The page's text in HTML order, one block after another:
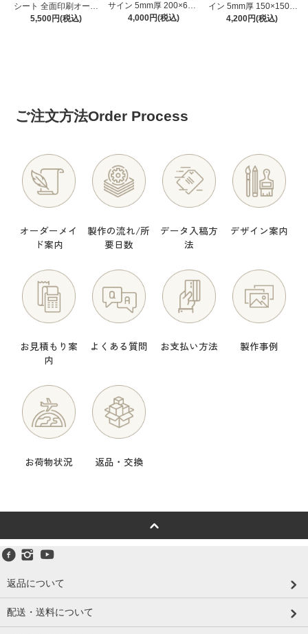
シート 全面印刷オーダ
ーメイド窓ステッカー
5,500円(税込)
サイン 5mm厚 200×60m
m toilet 両面表示 屋外対
4,000円(税込)
イン 5mm厚 150×150m
m toilet 両面表示 屋外対
4,200円(税込)
ご注文方法Order Process
オーダーメイ
ド案内
製作の流れ/所
要日数
データ入稿方
法
デザイン案内
お見積もり案
内
よくある質問 お支払い方法 製作事例
お荷物状況 返品・交換
返品について
配送・送料について